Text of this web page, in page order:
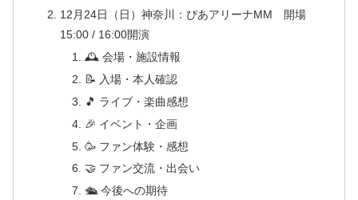
12月24日（日）神奈川：ぴあアリーナMM 開場
15:00 / 16:00開演
🕰 会場・施設情報
📝 入場・本人確認
🎵 ライブ・楽曲感想
🎉 イベント・企画
🥳 ファン体験・感想
🤝 ファン交流・出会い
🛳 今後への期待